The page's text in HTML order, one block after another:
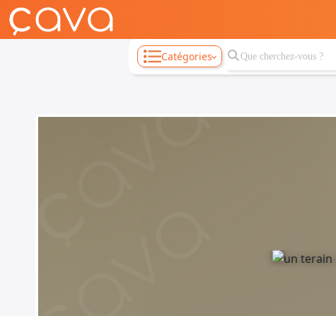
Catégories